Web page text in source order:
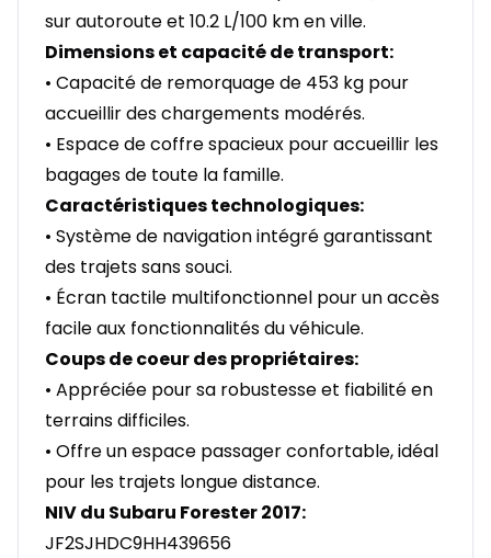
sur autoroute et 10.2 L/100 km en ville.
Dimensions et capacité de transport:
• Capacité de remorquage de 453 kg pour
accueillir des chargements modérés.
• Espace de coffre spacieux pour accueillir les
bagages de toute la famille.
Caractéristiques technologiques:
• Système de navigation intégré garantissant
des trajets sans souci.
• Écran tactile multifonctionnel pour un accès
facile aux fonctionnalités du véhicule.
Coups de coeur des propriétaires:
• Appréciée pour sa robustesse et fiabilité en
terrains difficiles.
• Offre un espace passager confortable, idéal
pour les trajets longue distance.
NIV du Subaru Forester 2017:
JF2SJHDC9HH439656